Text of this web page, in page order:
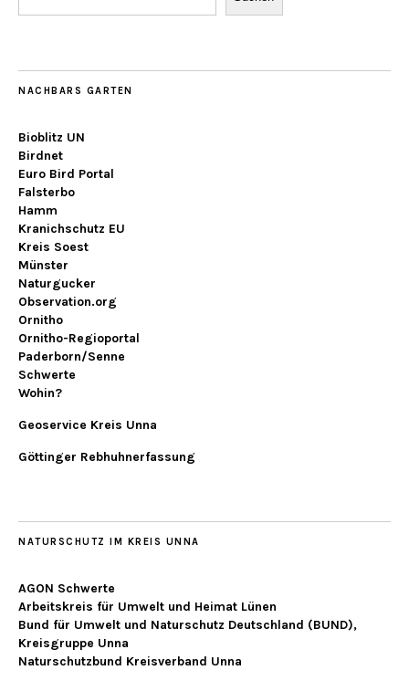
NACHBARS GARTEN
Bioblitz UN
Birdnet
Euro Bird Portal
Falsterbo
Hamm
Kranichschutz EU
Kreis Soest
Münster
Naturgucker
Observation.org
Ornitho
Ornitho-Regioportal
Paderborn/Senne
Schwerte
Wohin?
Geoservice Kreis Unna
Göttinger Rebhuhnerfassung
NATURSCHUTZ IM KREIS UNNA
AGON Schwerte
Arbeitskreis für Umwelt und Heimat Lünen
Bund für Umwelt und Naturschutz Deutschland (BUND),
Kreisgruppe Unna
Naturschutzbund Kreisverband Unna